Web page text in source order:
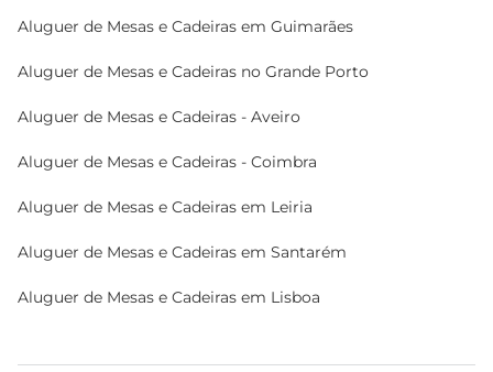
Aluguer de Mesas e Cadeiras em Guimarães
Aluguer de Mesas e Cadeiras no Grande Porto
Aluguer de Mesas e Cadeiras - Aveiro
Aluguer de Mesas e Cadeiras - Coimbra
Aluguer de Mesas e Cadeiras em Leiria
Aluguer de Mesas e Cadeiras em Santarém
Aluguer de Mesas e Cadeiras em Lisboa